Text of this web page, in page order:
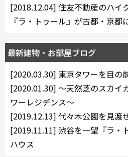
[2018.12.04] 住友不動産のハイ
『ラ・トゥール』が古都・京都
最新建物・お部屋ブログ
[2020.03.30] 東京タワーを目の
[2020.01.30] 〜天然芝のスカイ
ワーレジデンス〜
[2019.12.13] 代々木公園を見渡
[2019.11.11] 渋谷を一望『ラ・
ハウス